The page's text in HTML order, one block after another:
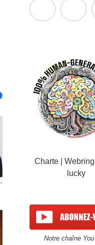
Charte |Webring
lucky
Notre chaîne